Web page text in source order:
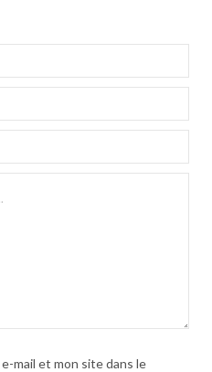
mail et mon site dans le